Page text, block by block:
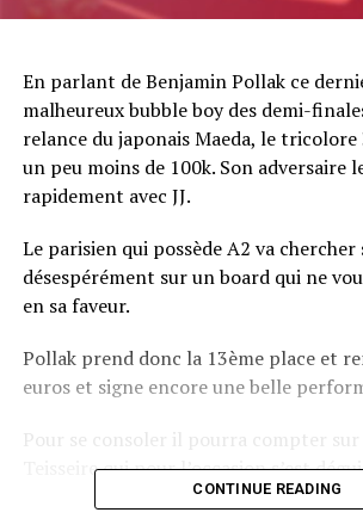
En parlant de Benjamin Pollak ce
malheureux bubble boy des demi-
relance du japonais Maeda, le
un peu moins de 100k. Son adversaire
rapidement avec JJ.
Le parisien qui possède A2 va chercher
désespérément sur un board qui ne
en sa faveur.
Pollak prend donc la 13ème place et
euros et signe encore une belle
Pour se consoler il pourra compter sur
Teisseire qui pour l’occasion s’est
CONTINUE READING